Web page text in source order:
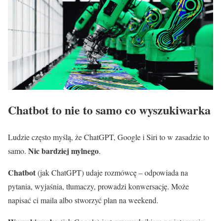
Chatbot to nie to samo co wyszukiwarka
Ludzie często myślą, że ChatGPT, Google i Siri to w zasadzie to
samo. Nic bardziej mylnego.
Chatbot(jak ChatGPT) udaje rozmówcę – odpowiada na
pytania, wyjaśnia, tłumaczy, prowadzi konwersację. Może
napisać ci maila albo stworzyć plan na weekend.